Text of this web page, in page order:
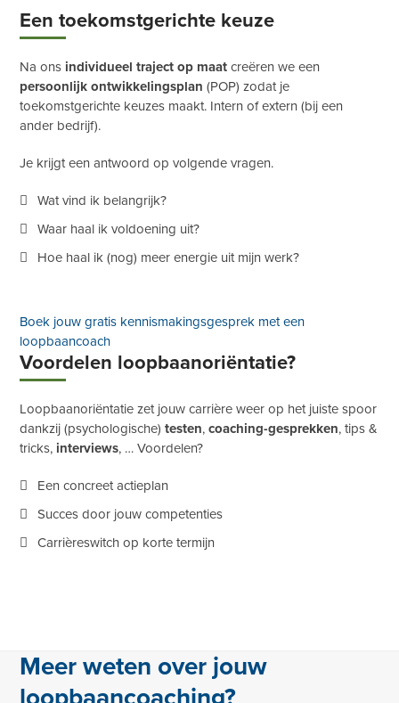
Een toekomstgerichte keuze
Na ons individueel traject op maat creëren we een
persoonlijk ontwikkelingsplan (POP) zodat je
toekomstgerichte keuzes maakt. Intern of extern (bij een
ander bedrijf).
Je krijgt een antwoord op volgende vragen.
Wat vind ik belangrijk?
Waar haal ik voldoening uit?
Hoe haal ik (nog) meer energie uit mijn werk?
Boek jouw gratis kennismakingsgesprek met een
loopbaancoach
Voordelen loopbaanoriëntatie?
Loopbaanoriëntatie zet jouw carrière weer op het juiste spoor
dankzij (psychologische)testen,coaching-gesprekken, tips &
tricks, interviews, … Voordelen?
Een concreet actieplan
Succes door jouw competenties
Carrièreswitch op korte termijn
Meer weten over jouw